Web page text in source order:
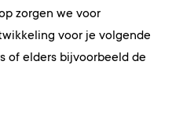
zorgen we voor
voor je volgende
of elders bijvoorbeeld de